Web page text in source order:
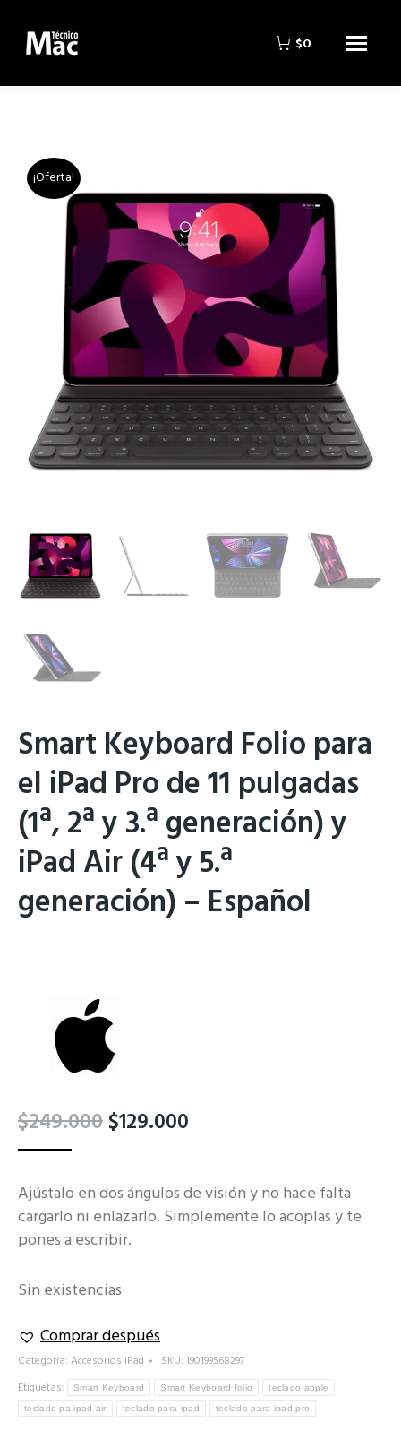
$0
¡Oferta!
Smart Keyboard Folio para
el iPad Pro de 11 pulgadas
(1ª, 2ª y 3.ª generación) y
iPad Air (4ª y 5.ª
generación) – Español
$249.000El
original
era:
$249.000.
$129.000
actual
es:
$129.000.
Ajústalo en dos ángulos de visión y no hace falta
cargarlo ni enlazarlo. Simplemente lo acoplas y te
pones a escribir.
Sin existencias
Comprar después
Categoría: Accesorios iPad SKU: 190199568297
Etiquetas:
Smart Keyboard Smart Keyboard folio teclado apple
teclado pa ipad air teclado para ipad teclado para ipad pro